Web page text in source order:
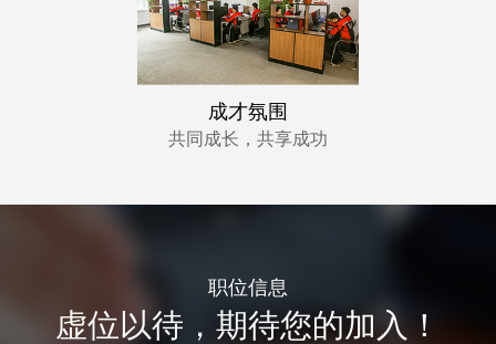
成才氛围
共同成长，共享成功
职位信息
虚位以待，期待您的加入！